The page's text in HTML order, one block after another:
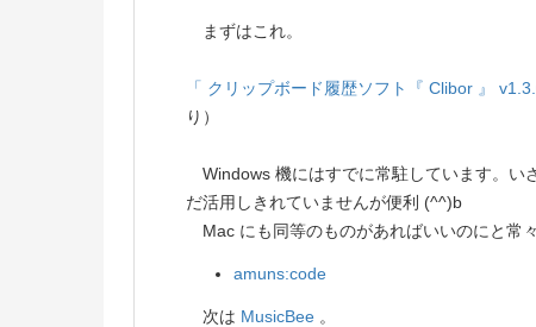
まずはこれ。
「 クリップボード履歴ソフト『 Clibor 』
り）
Windows 機にはすでに常駐しています。い
だ活用しきれていませんが便利 (^^)b
Mac にも同等のものがあればいいのにと常々
amuns:code
次は MusicBee 。